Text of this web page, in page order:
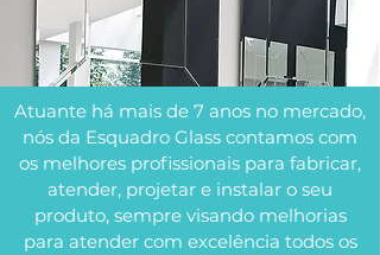
Atuante há mais de 7 anos no mercado,
nós da Esquadro Glass contamos com
os melhores profissionais para fabricar,
atender, projetar e instalar o seu
produto, sempre visando melhorias
para atender com excelência todos os